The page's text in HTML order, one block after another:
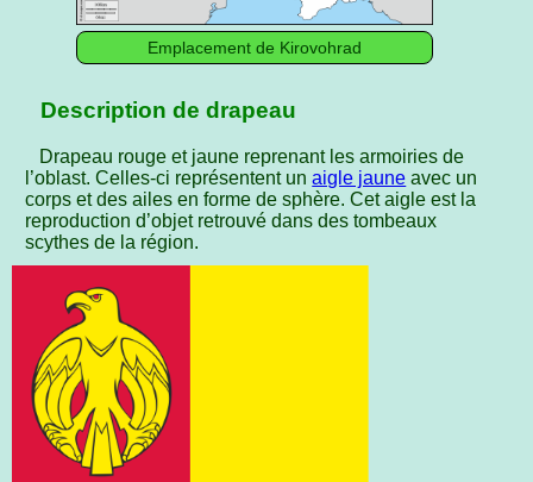
Emplacement de Kirovohrad
Description de drapeau
Drapeau rouge et jaune reprenant les armoiries de
l’oblast. Celles-ci représentent unaigle jaune avec un
corps et des ailes en forme de sphère. Cet aigle est la
reproduction d’objet retrouvé dans des tombeaux
scythes de la région.